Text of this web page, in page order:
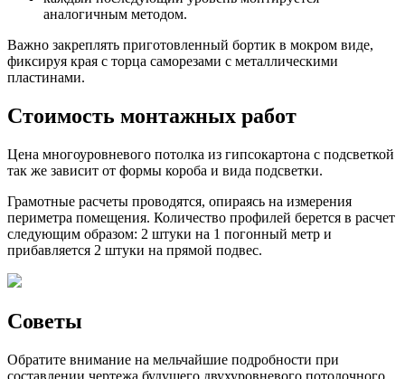
аналогичным методом.
Важно закреплять приготовленный бортик в мокром виде,
фиксируя края с торца саморезами с металлическими
пластинами.
Стоимость монтажных работ
Цена многоуровневого потолка из гипсокартона с подсветкой
так же зависит от формы короба и вида подсветки.
Грамотные расчеты проводятся, опираясь на измерения
периметра помещения. Количество профилей берется в расчет
следующим образом: 2 штуки на 1 погонный метр и
прибавляется 2 штуки на прямой подвес.
Советы
Обратите внимание на мельчайшие подробности при
составлении чертежа будущего двухуровневого потолочного